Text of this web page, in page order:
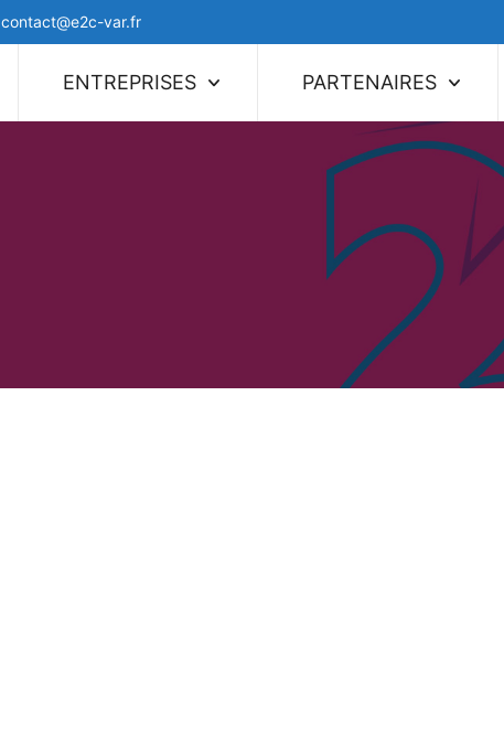
contact@e2c-var.fr
ENTREPRISES PARTENAIRES